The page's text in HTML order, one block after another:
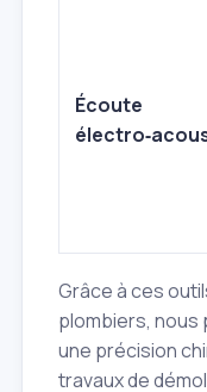
Écoute
Grâce à ces
plombiers, nous
une précision
travaux de